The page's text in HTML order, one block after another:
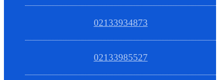
02133934873
02133985527